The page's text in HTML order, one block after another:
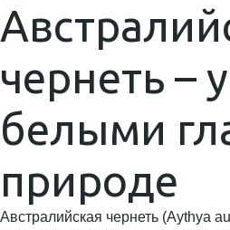
чернеть –
белыми
природе
Австралийская чернеть (Aythya